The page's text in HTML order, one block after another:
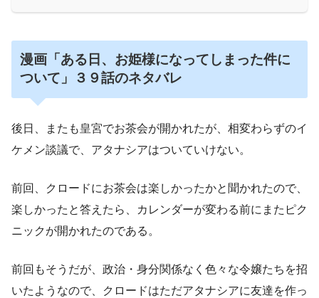
漫画「ある日、お姫様になってしまった件に
ついて」３９話のネタバレ
後日、またも皇宮でお茶会が開かれたが、相変わらずのイ
ケメン談議で、アタナシアはついていけない。
前回、クロードにお茶会は楽しかったかと聞かれたので、
楽しかったと答えたら、カレンダーが変わる前にまたピク
ニックが開かれたのである。
前回もそうだが、政治・身分関係なく色々な令嬢たちを招
いたようなので、クロードはただアタナシアに友達を作っ